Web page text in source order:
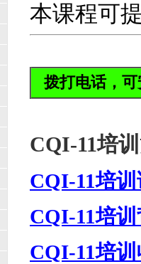
本课程可
拨打电话，
CQI-11培训
CQI-11培
CQI-11培
CQI-11培